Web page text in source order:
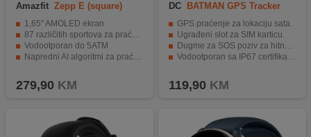
Amazfit Zepp E (square)
1,65" AMOLED ekran
87 različitih sportova za praćenje
Vodootporan do 5ATM
Napredni AI algoritmi za praćenje zdravlja
279,90 KM
DC
BATMAN GPS Tracker
SmartWatch
GPS praćenje za lokaciju sata.
Ugrađeni slot za SIM karticu.
Dugme za SOS poziv za hitne slučajeve.
Vodootporan sa IP67 certifikatom.
119,90 KM